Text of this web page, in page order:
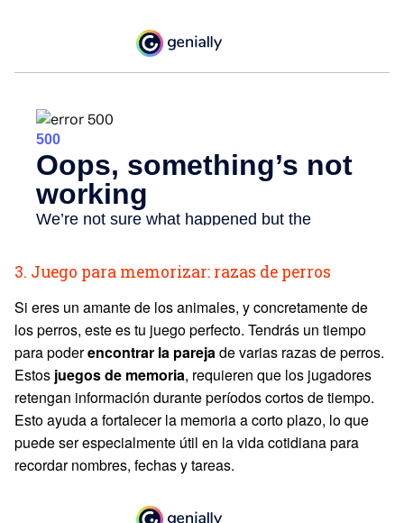
3. Juego para memorizar: razas de perros
Si eres un amante de los animales, y concretamente de
los perros, este es tu juego perfecto. Tendrás un tiempo
para poderencontrar la pareja de varias razas de perros.
Estos juegos de memoria, requieren que los jugadores
retengan información durante períodos cortos de tiempo.
Esto ayuda a fortalecer la memoria a corto plazo, lo que
puede ser especialmente útil en la vida cotidiana para
recordar nombres, fechas y tareas.